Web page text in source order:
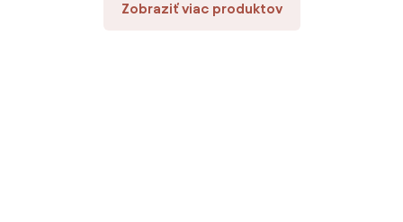
Zobraziť viac produktov